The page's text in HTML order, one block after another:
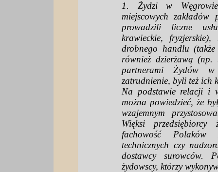
1. Żydzi w Węgrowie
miejscowych zakładów
prowadzili liczne
krawieckie,
drobnego handlu
również dzierżawą
partnerami Żydów
zatrudnienie, byli też ich
Na podstawie relacji i
można powiedzieć, że
wzajemnym
Więksi
fachowość Polaków
technicznych czy
dostawcy surowców.
żydowscy, którzy